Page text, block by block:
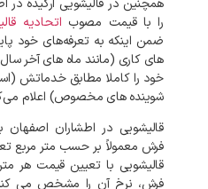
را با قیمت مصوب اتحادیه
ضمن اینکه به تعرفه‌های خود
های کاری (مانند ماه‌ های آخر
خود را کاملا مطابق خدماتش
شوینده‌ های مخصوص) اعلام
قالیشویی در اطشاران
فرش معمولاً بر حسب متر مربع
قالیشویی با تعیین قیمت هر
فرش، نرخ آن را مشخص می